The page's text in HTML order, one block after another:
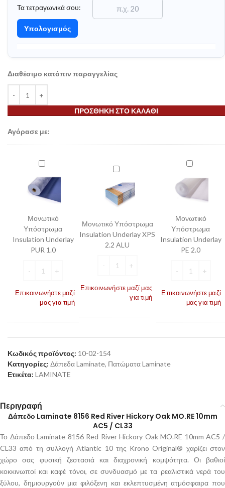
Τα τετραγωνικά σου:
Υπολογισμός
Διαθέσιμο κατόπιν παραγγελίας
ΠΡΟΣΘΉΚΗ ΣΤΟ ΚΑΛΆΘΙ
Αγόρασε με:
Μονωτικό
Insulation
Underlay
Μονωτικό
Υπόστρωμα
Insulation Underlay
PUR 1.0
Επικοινωνήστε μαζί
μας για τιμή
Μονωτικό
Insulation
Underlay
2.2
ALU
Μονωτικό Υπόστρωμα
Insulation Underlay XPS
2.2 ALU
Επικοινωνήστε μαζί μας
για τιμή
Μονωτικό
Insulation
Underlay
Μονωτικό
Υπόστρωμα
Insulation Underlay
PE 2.0
Επικοινωνήστε μαζί
μας για τιμή
Κωδικός προϊόντος: 10-02-154
Κατηγορίες: Δάπεδα Laminate, Πατώματα Laminate
Ετικέτα: LAMINATE
Περιγραφή
Δάπεδο Laminate 8156 Red River Hickory Oak MO.RE 10mm
AC5 / CL33
Το Δάπεδο Laminate 8156 Red River Hickory Oak MO.RE 10mm AC5 /
CL33 από τη συλλογή Atlantic 10 της Krono Original® χαρίζει στον
χώρο σας φυσική ζεστασιά και διαχρονική κομψότητα. Οι βαθιοί
κοκκινωποί και καφέ τόνοι, σε συνδυασμό με τα ρεαλιστικά νερά του
ξύλου, δημιουργούν μια φιλόξενη και εκλεπτυσμένη ατμόσφαιρα που